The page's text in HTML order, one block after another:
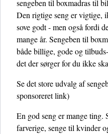
sengeben til boxmadras til
Den rigtige seng er vigtige,
sove godt - men også fordi
mange år. Sengeben til
både billige, gode og
det der sørger for du ikke
Se det store udvalg af
sponsoreret link)
En god seng er mange
farverige, senge til kvinder